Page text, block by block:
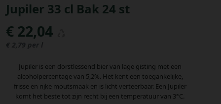
Jupiler 33 cl Bak 24 st
€ 22,04
€ 2,79 per l
Jupiler is een dorstlessend bier van lage gisting met een
alcoholpercentage van 5,2%. Het kent een toegankelijke,
frisse en rijke moutsmaak en is licht verteerbaar. Een Jupiler
komt het beste tot zijn recht bij een temperatuur van 3°C.